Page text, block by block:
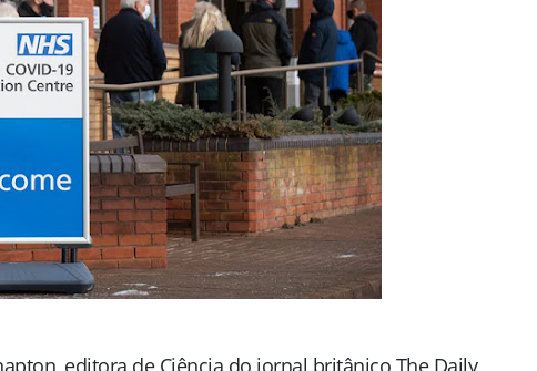
editora de Ciência do jornal britânico The Daily